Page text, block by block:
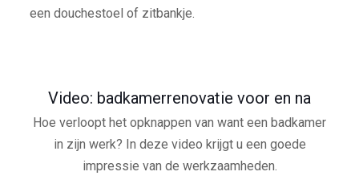
een douchestoel of zitbankje.
Video: badkamerrenovatie voor en na
Hoe verloopt het opknappen van want een badkamer
in zijn werk? In deze video krijgt u een goede
impressie van de werkzaamheden.